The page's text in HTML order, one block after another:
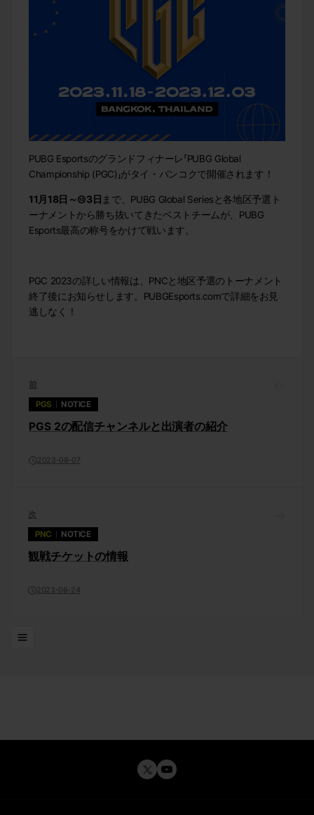
PUBG Esportsのグランドフィナーレ「PUBG Global
Championship (PGC)」がタイ・バンコクで開催されます！
11 月 18日～123日 まで、PUBG Global Seriesと各地区予選ト
ーナメントから勝ち抜いてきたベストチームが、PUBG
Esports最高の称号をかけて戦います。
PGC 2023の詳しい情報は、PNCと地区予選のトーナメント
終了後にお知らせします。PUBGEsports.comで詳細をお見
逃しなく！
前
PGS
NOTICE
PGS 2の配信チャンネルと出演者の紹介
2023-08-07
次
PNC
NOTICE
観戦チケットの情報
2023-08-24